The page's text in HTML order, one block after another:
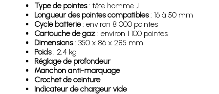
Type de pointes: tête homme J
Longueur des pointes compatibles: 16 à 50 mm
Cycle batterie: environ 8 000 pointes
Cartouche de gaz : environ 1 100 pointes
Dimensions: 350 x 86 x 285 mm
Poids: 2,4 kg
Réglage de profondeur
Manchon anti-marquage
Crochet de ceinture
Indicateur de chargeur vide